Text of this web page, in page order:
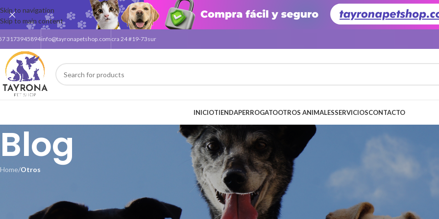
Skip to navigation
Skip to main content
3173945894info@tayronapetshop.com cra 24 #19-73sur
INICIOTIENDAPERROGATOOTROS ANIMALESSERVICIOSCONTACTO
Blog
Home/Otros